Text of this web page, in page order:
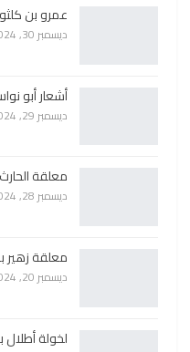
عمرو بن
ديسمبر 30, 2024
أشعار أبو
ديسمبر 29, 2024
معلقة
ديسمبر 28, 2024
معلقة زهير
ديسمبر 20, 2024
لخولة